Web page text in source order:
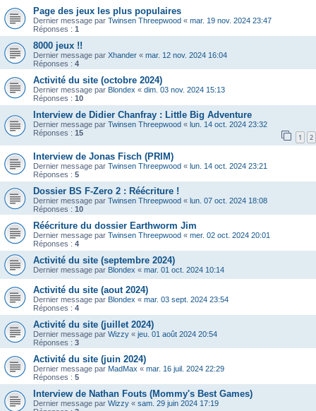
Page des jeux les plus populaires
Dernier message par Twinsen Threepwood « mar. 19 nov. 2024 23:47
Réponses : 1
8000 jeux !!
Dernier message par Xhander « mar. 12 nov. 2024 16:04
Réponses : 4
Activité du site (octobre 2024)
Dernier message par Blondex « dim. 03 nov. 2024 15:13
Réponses : 10
Interview de Didier Chanfray : Little Big Adventure
Dernier message par Twinsen Threepwood « lun. 14 oct. 2024 23:32
Réponses : 15 1 2
Interview de Jonas Fisch (PRIM)
Dernier message par Twinsen Threepwood « lun. 14 oct. 2024 23:21
Réponses : 5
Dossier BS F-Zero 2 : Réécriture !
Dernier message par Twinsen Threepwood « lun. 07 oct. 2024 18:08
Réponses : 10
Réécriture du dossier Earthworm Jim
Dernier message par Twinsen Threepwood « mer. 02 oct. 2024 20:01
Réponses : 4
Activité du site (septembre 2024)
Dernier message par Blondex « mar. 01 oct. 2024 10:14
Activité du site (aout 2024)
Dernier message par Blondex « mar. 03 sept. 2024 23:54
Réponses : 4
Activité du site (juillet 2024)
Dernier message par Wizzy « jeu. 01 août 2024 20:54
Réponses : 3
Activité du site (juin 2024)
Dernier message par MadMax « mar. 16 juil. 2024 22:29
Réponses : 5
Interview de Nathan Fouts (Mommy's Best Games)
Dernier message par Wizzy « sam. 29 juin 2024 17:19